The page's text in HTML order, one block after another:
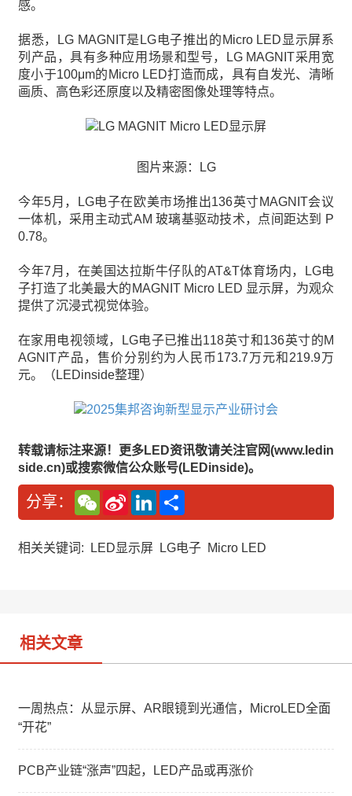
感。
据悉，LG MAGNIT是LG电子推出的Micro LED显示屏系
列产品，具有多种应用场景和型号，LG MAGNIT采用宽
度小于100μm的Micro LED打造而成，具有自发光、清晰
画质、高色彩还原度以及精密图像处理等特点。
图片来源：LG
今年5月，LG电子在欧美市场推出136英寸MAGNIT会议
一体机，采用主动式AM 玻璃基驱动技术，点间距达到 P
0.78。
今年7月，在美国达拉斯牛仔队的AT&T体育场内，LG电
子打造了北美最大的MAGNIT Micro LED 显示屏，为观众
提供了沉浸式视觉体验。
在家用电视领域，LG电子已推出118英寸和136英寸的M
AGNIT产品，售价分别约为人民币173.7万元和219.9万
元。（LEDinside整理）
转载请标注来源！更多LED资讯敬请关注官网(www.ledin
side.cn)或搜索微信公众账号(LEDinside)。
分享：
W
e
C
a
S
n
W
L
n
e
相关关键词: LED显示屏 LG电子 Micro LED
相关文章
一周热点：从显示屏、AR眼镜到光通信，MicroLED全面
“开花”
PCB产业链“涨声”四起，LED产品或再涨价